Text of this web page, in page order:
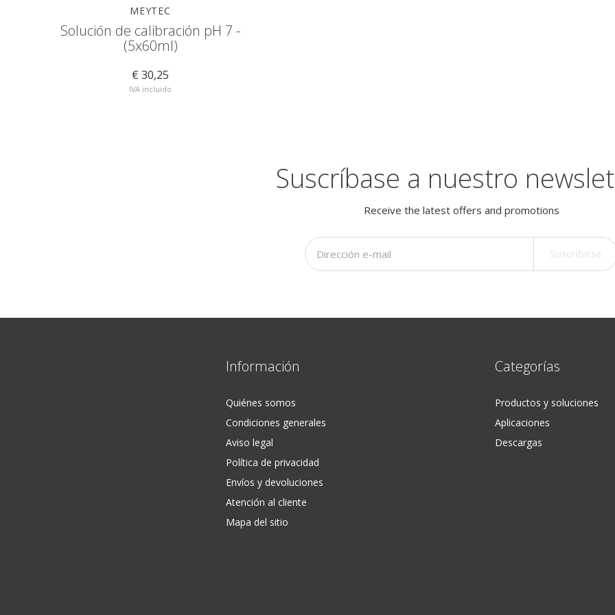
MEYTEC
Solución de calibración pH 7 -
(5x60ml)
€ 30,25
IVA incluido
Suscríbase a nuestro
Receive the latest offers and promotions
Información
Quiénes somos
Condiciones generales
Aviso legal
Política de privacidad
Envíos y devoluciones
Atención al cliente
Mapa del sitio
Categorías
Productos y soluciones
Aplicaciones
Descargas